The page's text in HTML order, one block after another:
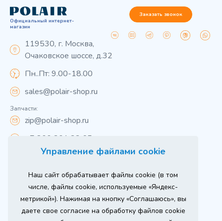
Управление файлами cookie
Наш сайт обрабатывает файлы cookie (в том
числе, файлы cookie, используемые «Яндекс-
метрикой»). Нажимая на кнопку «Соглашаюсь», вы
даете свое согласие на обработку файлов cookie
Официальный интернет-
магазин
119530, г. Москва,
Очаковское шоссе, д.32
Пн..Пт: 9.00-18.00
sales@polair-shop.ru
Запчасти:
zip@polair-shop.ru
+7 800 301 33 65
Заказать звонок
Вся информация на сайте о товарах носит
справочный характер и не является публичной
офертой в соответствии с пунктом 2 статьи 437 ГК РФ.
Для получения подробной информации о наличии и
стоимости указанных товаров и (или) услуг,
пожалуйста, обращайтесь к менеджеру сайта по
телефону